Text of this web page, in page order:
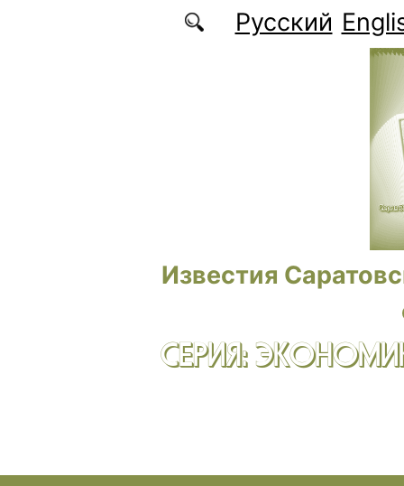
Перейти к основному содержаниюРусский
Известия
СЕРИЯ: